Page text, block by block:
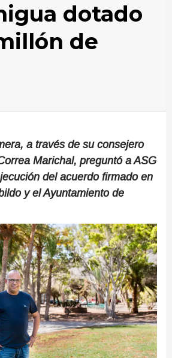
dotado
de
a través de su consejero
Marichal, preguntó a ASG
del acuerdo firmado en
y el Ayuntamiento de